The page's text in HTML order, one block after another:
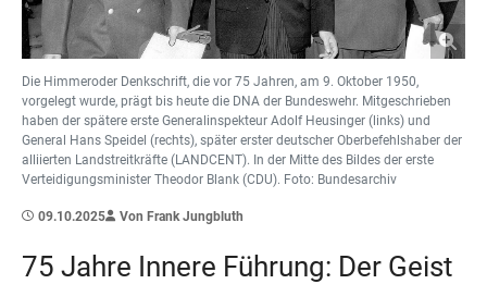
Die Himmeroder Denkschrift, die vor 75 Jahren, am 9. Oktober 1950,
vorgelegt wurde, prägt bis heute die DNA der Bundeswehr. Mitgeschrieben
haben der spätere erste Generalinspekteur Adolf Heusinger (links) und
General Hans Speidel (rechts), später erster deutscher Oberbefehlshaber der
alliierten Landstreitkräfte (LANDCENT). In der Mitte des Bildes der erste
Verteidigungsminister Theodor Blank (CDU). Foto: Bundesarchiv
09.10.2025 Von Frank Jungbluth
75 Jahre Innere Führung: Der Geist